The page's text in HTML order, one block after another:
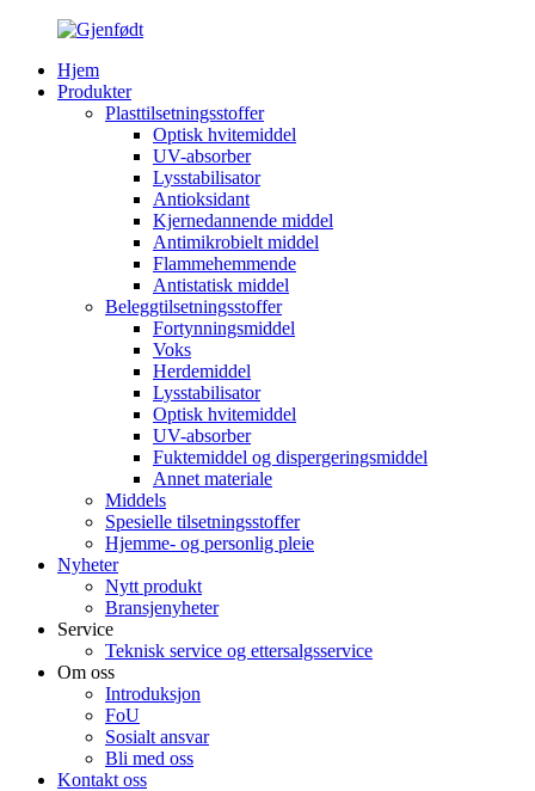
Hjem
Produkter
Plasttilsetningsstoffer
Optisk hvitemiddel
UV-absorber
Lysstabilisator
Antioksidant
Kjernedannende middel
Antimikrobielt middel
Flammehemmende
Antistatisk middel
Beleggtilsetningsstoffer
Fortynningsmiddel
Voks
Herdemiddel
Lysstabilisator
Optisk hvitemiddel
UV-absorber
Fuktemiddel og dispergeringsmiddel
Annet materiale
Middels
Spesielle tilsetningsstoffer
Hjemme- og personlig pleie
Nyheter
Nytt produkt
Bransjenyheter
Service
Teknisk service og ettersalgsservice
Om oss
Introduksjon
FoU
Sosialt ansvar
Bli med oss
Kontakt oss